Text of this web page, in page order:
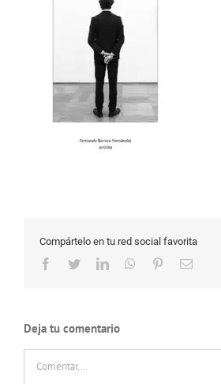
Compártelo en tu red social favorita
Facebook
TwitterLinkedInWhatsApp
PinterestCorreo
Deja tu comentario